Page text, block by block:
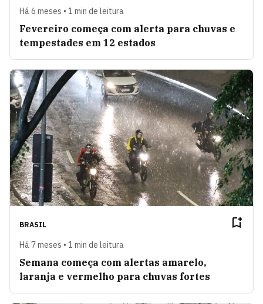
Há 6 meses • 1 min de leitura
Fevereiro começa com alerta para chuvas e
tempestades em 12 estados
BRASIL
Há 7 meses • 1 min de leitura
Semana começa com alertas amarelo,
laranja e vermelho para chuvas fortes